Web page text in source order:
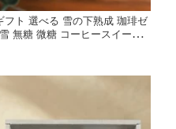
フト 選べる 雪の下熟成 珈琲ゼ
無糖 微糖 コーヒースイーツ
イーツ ぷるぷるゼリー 無添
がとう お菓子 内祝 誕生日 志